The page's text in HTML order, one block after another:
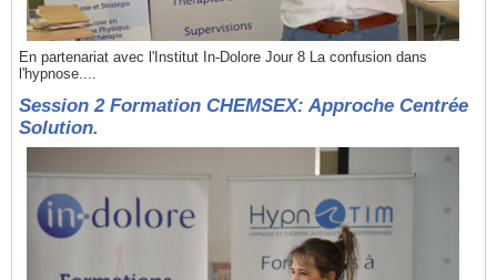
En partenariat avec l'Institut In-Dolore Jour 8 La confusion dans
l'hypnose....
Session 2 Formation CHEMSEX: Approche Centrée
Solution.